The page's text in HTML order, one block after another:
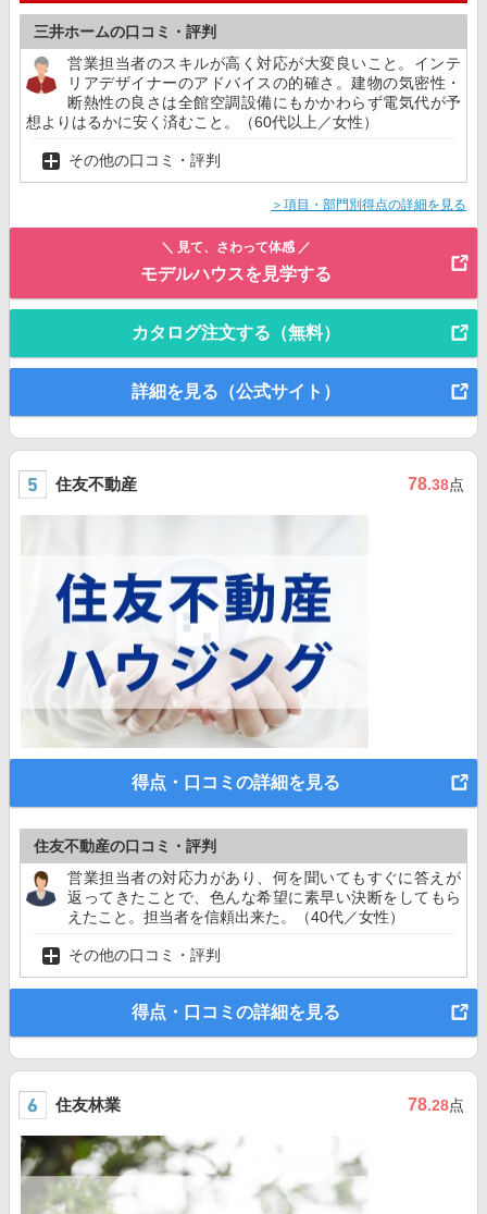
三井ホームの口コミ・評判
営業担当者のスキルが高く対応が大変良いこと。インテ
リアデザイナーのアドバイスの的確さ。建物の気密性・
断熱性の良さは全館空調設備にもかかわらず電気代が予
想よりはるかに安く済むこと。（60代以上／女性）
その他の口コミ・評判
＞項目・部門別得点の詳細を見る
＼ 見て、さわって体感 ／
モデルハウスを見学する
カタログ注文する（無料）
詳細を見る（公式サイト）
住友不動産 78.38点
得点・口コミの詳細を見る
住友不動産の口コミ・評判
営業担当者の対応力があり、何を聞いてもすぐに答えが
返ってきたことで、色んな希望に素早い決断をしてもら
えたこと。担当者を信頼出来た。（40代／女性）
その他の口コミ・評判
得点・口コミの詳細を見る
住友林業 78.28点